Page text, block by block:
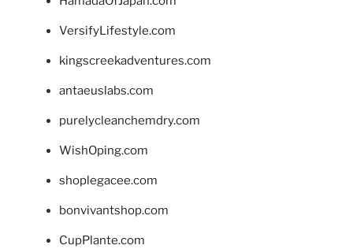
VersifyLifestyle.com
kingscreekadventures.com
antaeuslabs.com
purelycleanchemdry.com
WishOping.com
shoplegacee.com
bonvivantshop.com
CupPlante.com